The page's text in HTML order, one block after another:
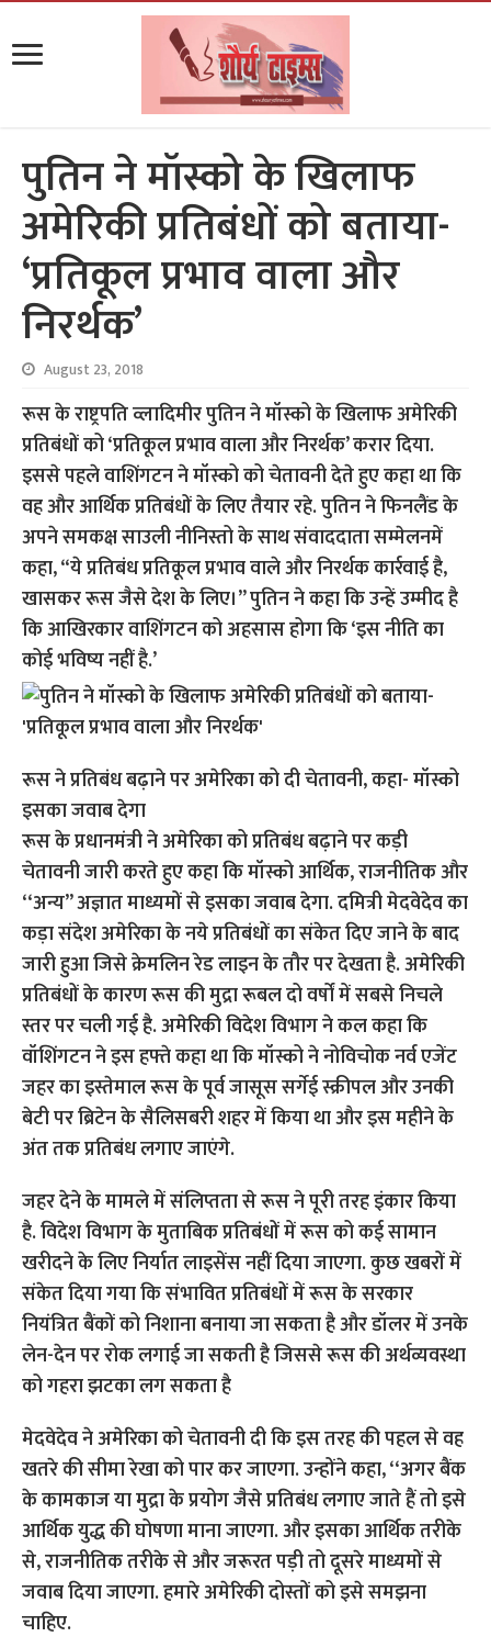
पुतिन ने मॉस्को के खिलाफ
अमेरिकी प्रतिबंधों को बताया-
‘प्रतिकूल प्रभाव वाला और
निरर्थक’
August 23, 2018
रूस के राष्ट्रपति व्लादिमीर पुतिन ने मॉस्को के खिलाफ अमेरिकी
प्रतिबंधों को ‘प्रतिकूल प्रभाव वाला और निरर्थक’ करार दिया.
इससे पहले वाशिंगटन ने मॉस्को को चेतावनी देते हुए कहा था कि
वह और आर्थिक प्रतिबंधों के लिए तैयार रहे. पुतिन ने फिनलैंड के
अपने समकक्ष साउली नीनिस्तो के साथ संवाददाता सम्मेलनमें
कहा, “ये प्रतिबंध प्रतिकूल प्रभाव वाले और निरर्थक कार्रवाई है,
खासकर रूस जैसे देश के लिए।” पुतिन ने कहा कि उन्हें उम्मीद है
कि आखिरकार वाशिंगटन को अहसास होगा कि ‘इस नीति का
कोई भविष्य नहीं है.’
रूस ने प्रतिबंध बढ़ाने पर अमेरिका को दी चेतावनी, कहा- मॉस्को
इसका जवाब देगा
रूस के प्रधानमंत्री ने अमेरिका को प्रतिबंध बढ़ाने पर कड़ी
चेतावनी जारी करते हुए कहा कि मॉस्को आर्थिक, राजनीतिक और
‘‘अन्य’’ अज्ञात माध्यमों से इसका जवाब देगा. दमित्री मेदवेदेव का
कड़ा संदेश अमेरिका के नये प्रतिबंधों का संकेत दिए जाने के बाद
जारी हुआ जिसे क्रेमलिन रेड लाइन के तौर पर देखता है. अमेरिकी
प्रतिबंधों के कारण रूस की मुद्रा रूबल दो वर्षों में सबसे निचले
स्तर पर चली गई है. अमेरिकी विदेश विभाग ने कल कहा कि
वॉशिंगटन ने इस हफ्ते कहा था कि मॉस्को ने नोविचोक नर्व एजेंट
जहर का इस्तेमाल रूस के पूर्व जासूस सर्गेई स्क्रीपल और उनकी
बेटी पर ब्रिटेन के सैलिसबरी शहर में किया था और इस महीने के
अंत तक प्रतिबंध लगाए जाएंगे.
जहर देने के मामले में संलिप्तता से रूस ने पूरी तरह इंकार किया
है. विदेश विभाग के मुताबिक प्रतिबंधों में रूस को कई सामान
खरीदने के लिए निर्यात लाइसेंस नहीं दिया जाएगा. कुछ खबरों में
संकेत दिया गया कि संभावित प्रतिबंधों में रूस के सरकार
नियंत्रित बैंकों को निशाना बनाया जा सकता है और डॉलर में उनके
लेन-देन पर रोक लगाई जा सकती है जिससे रूस की अर्थव्यवस्था
को गहरा झटका लग सकता है
मेदवेदेव ने अमेरिका को चेतावनी दी कि इस तरह की पहल से वह
खतरे की सीमा रेखा को पार कर जाएगा. उन्होंने कहा, ‘‘अगर बैंक
के कामकाज या मुद्रा के प्रयोग जैसे प्रतिबंध लगाए जाते हैं तो इसे
आर्थिक युद्ध की घोषणा माना जाएगा. और इसका आर्थिक तरीके
से, राजनीतिक तरीके से और जरूरत पड़ी तो दूसरे माध्यमों से
जवाब दिया जाएगा. हमारे अमेरिकी दोस्तों को इसे समझना
चाहिए.